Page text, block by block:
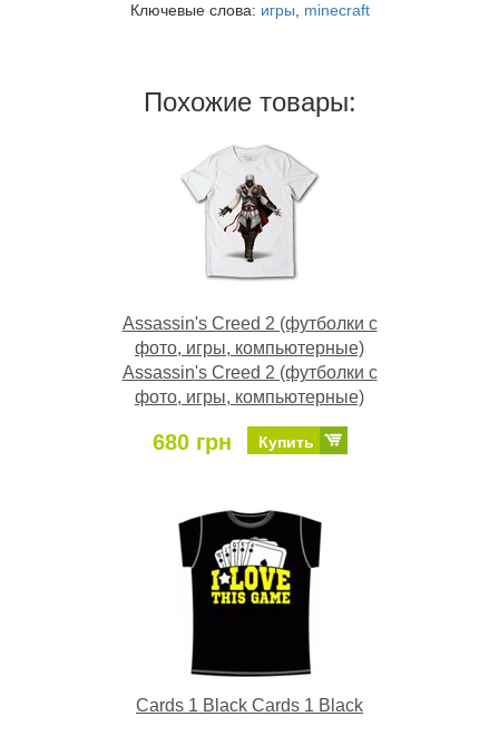
Ключевые слова: игры minecraft
Похожие товары:
Assassin's Creed 2 (футболки с
фото, игры, компьютерные)
Assassin's Creed 2 (футболки с
фото, игры, компьютерные)
680 грн Купить
Cards 1 Black Cards 1 Black